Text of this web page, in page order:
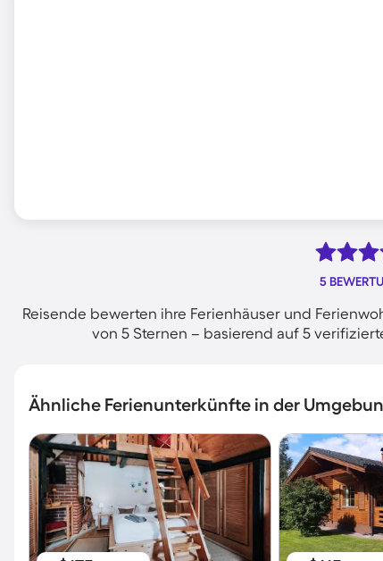
5
Reisende bewerten ihre Ferienhäuser und
von 5 Sternen – basierend auf 5
Ähnliche Ferienunterkünfte in der